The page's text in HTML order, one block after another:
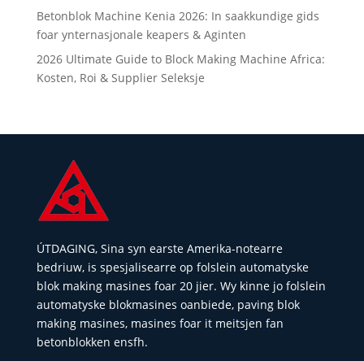
Betonblok Machine Kenia 2026: In saakkundige gids
foar ynternasjonale keapers & Aginten
2026 Ultimate Guide to Block Making Machine Africa:
Kosten, Roi & Supplier Seleksje
ÚTDAGING, Sina syn earste Amerika-notearre
bedriuw, is spesjalisearre op folslein automatyske
blok making masines foar 20 jier. Wy kinne jo folslein
automatyske blokmasines oanbiede, paving blok
making masines, masines foar it meitsjen fan
betonblokken ensfh.